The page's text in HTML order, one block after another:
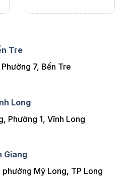
Tre
7, Bến Tre
Long
Phường 1, Vĩnh Long
Giang
Mỹ Long, TP Long